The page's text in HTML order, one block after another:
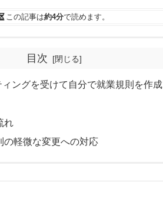
この記事は約4分で読めます。
目次
ィングを受けて自分で就業規則を作成
れ
の軽微な変更への対応